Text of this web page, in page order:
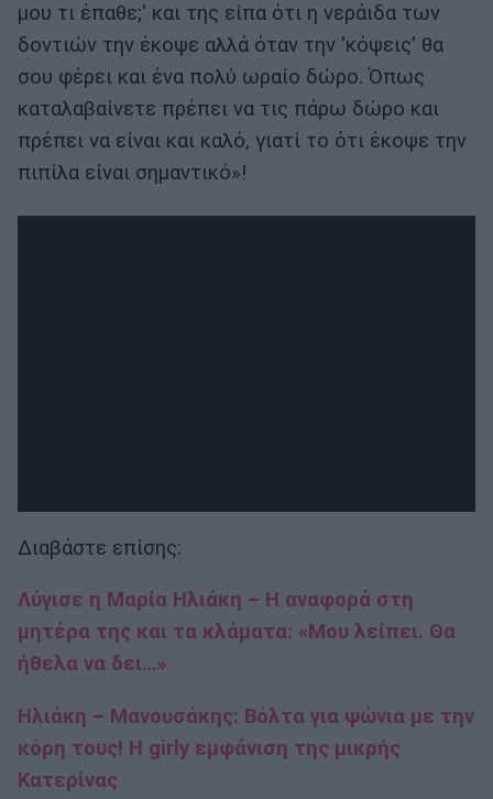
μου τι έπαθε;' και της είπα ότι η νεράιδα των
δοντιών την έκοψε αλλά όταν την 'κόψεις' θα
σου φέρει και ένα πολύ ωραίο δώρο. Όπως
καταλαβαίνετε πρέπει να τις πάρω δώρο και
πρέπει να είναι και καλό, γιατί το ότι έκοψε την
πιπίλα είναι σημαντικό»!
Διαβάστε επίσης:
Λύγισε η Μαρία Ηλιάκη – Η αναφορά στη
μητέρα της και τα κλάματα: «Μου λείπει. Θα
ήθελα να δει…»
Ηλιάκη – Μανουσάκης: Βόλτα για ψώνια με την
κόρη τους! Η girly εμφάνιση της μικρής
Κατερίνας